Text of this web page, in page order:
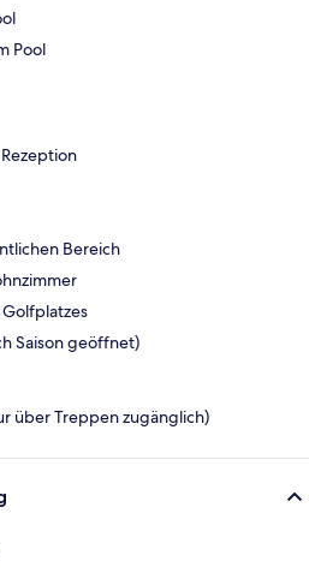
Pool
Bereich
Saison geöffnet)
über Treppen zugänglich)